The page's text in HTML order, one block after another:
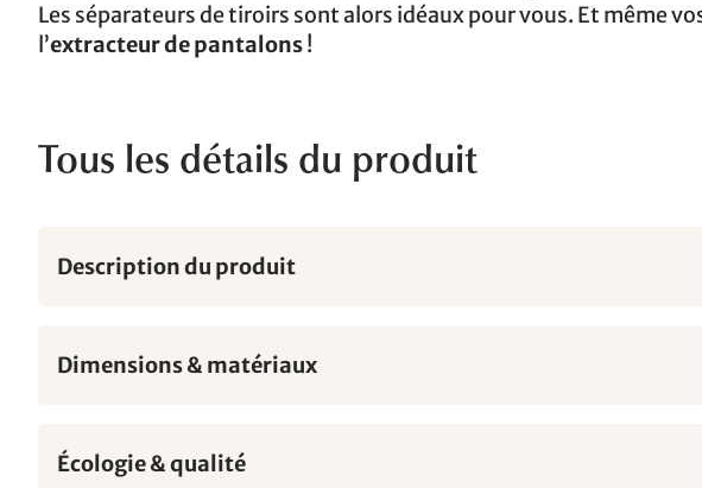
Les séparateurs de tiroirs sont alors idéaux pour vous. Et même
l’extracteur de pantalons!
Tous les détails du produit
Description du produit
Dimensions & matériaux
Écologie & qualité